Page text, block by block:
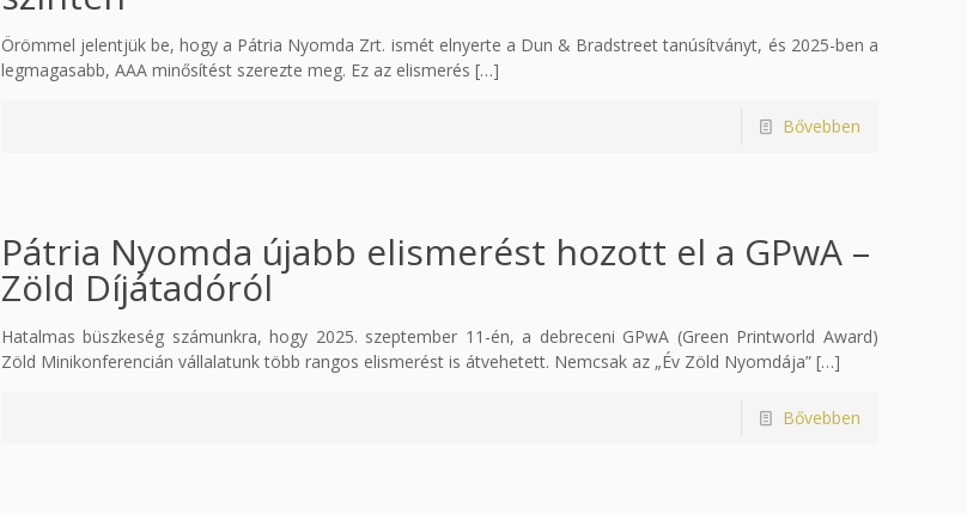
Örömmel jelentjük be, hogy a Pátria Nyomda Zrt. ismét elnyerte a Dun & Bradstreet tanúsítványt, és 2025-ben a
legmagasabb, AAA minősítést szerezte meg. Ez az elismerés […]
Bővebben
Pátria Nyomda újabb elismerést hozott el a GPwA –
Zöld Díjátadóról
Hatalmas büszkeség számunkra, hogy 2025. szeptember 11-én, a debreceni GPwA (Green Printworld Award)
Zöld Minikonferencián vállalatunk több rangos elismerést is átvehetett. Nemcsak az „Év Zöld Nyomdája”[…]
Bővebben